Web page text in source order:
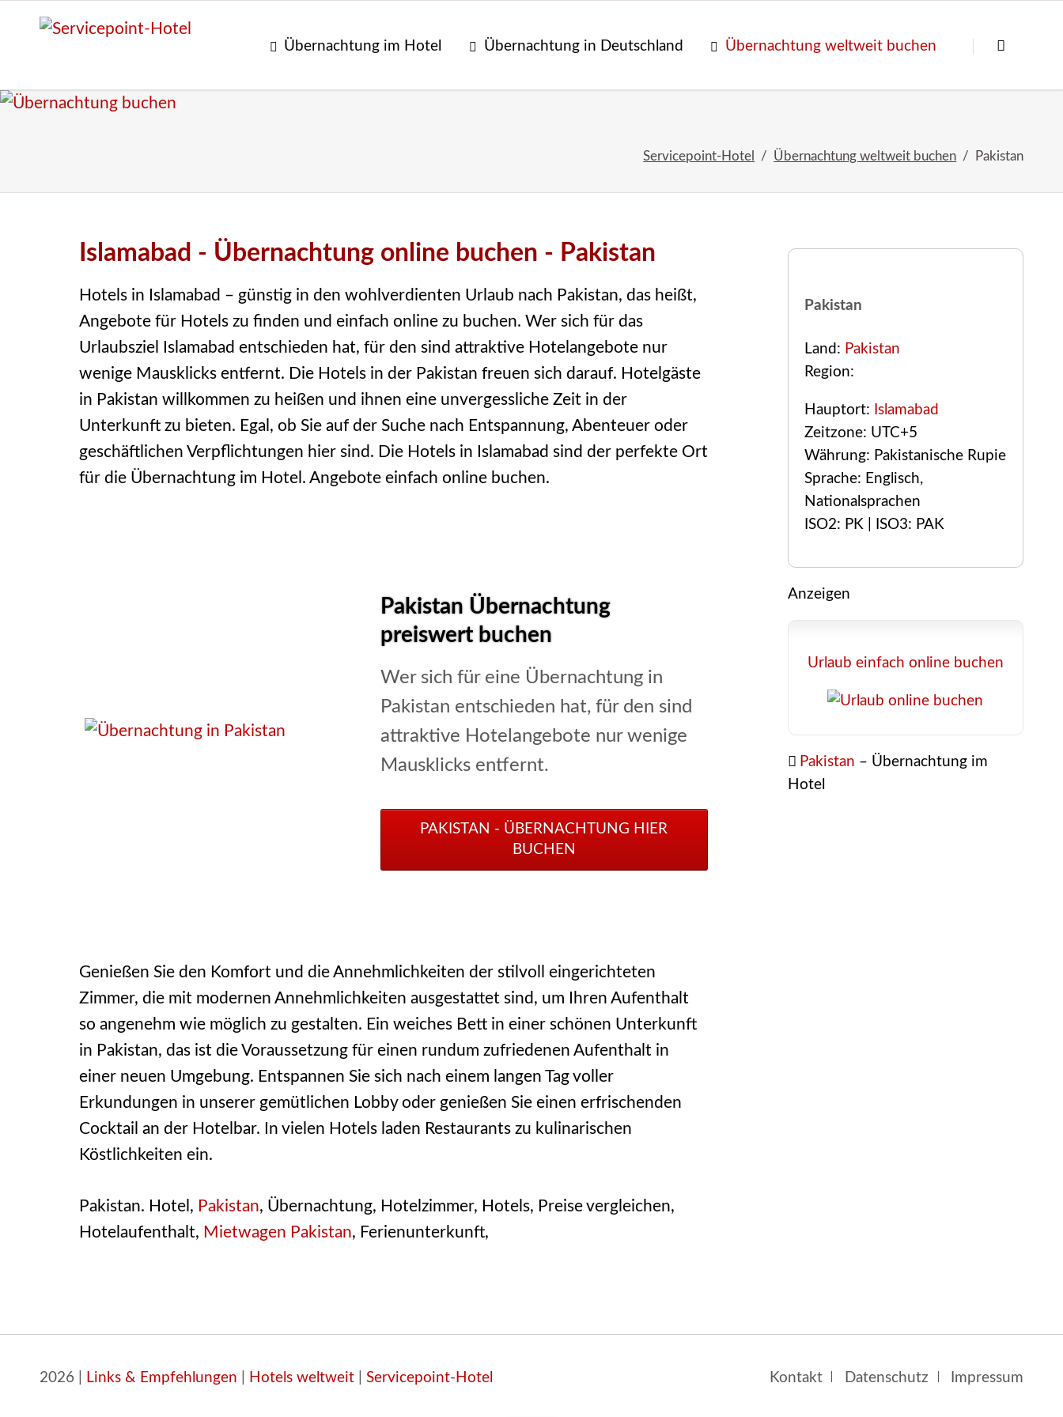
überspringen
Übernachtung im Hotel Übernachtung in Deutschland Übernachtung weltweit buchen
Servicepoint-Hotel Übernachtung weltweit buchen Pakistan
Islamabad - Übernachtung online buchen - Pakistan
Hotels in Islamabad – günstig in den wohlverdienten Urlaub nach Pakistan, das heißt,
Angebote für Hotels zu finden und einfach online zu buchen. Wer sich für das
Urlaubsziel Islamabad entschieden hat, für den sind attraktive Hotelangebote nur
wenige Mausklicks entfernt. Die Hotels in der Pakistan freuen sich darauf. Hotelgäste
in Pakistan willkommen zu heißen und ihnen eine unvergessliche Zeit in der
Unterkunft zu bieten. Egal, ob Sie auf der Suche nach Entspannung, Abenteuer oder
geschäftlichen Verpflichtungen hier sind. Die Hotels in Islamabad sind der perfekte Ort
für die Übernachtung im Hotel. Angebote einfach online buchen.
Pakistan Übernachtung
preiswert buchen
Wer sich für eine Übernachtung in
Pakistan entschieden hat, für den sind
attraktive Hotelangebote nur wenige
Mausklicks entfernt.
PAKISTAN - ÜBERNACHTUNG HIER
BUCHEN
Genießen Sie den Komfort und die Annehmlichkeiten der stilvoll eingerichteten
Zimmer, die mit modernen Annehmlichkeiten ausgestattet sind, um Ihren Aufenthalt
so angenehm wie möglich zu gestalten. Ein weiches Bett in einer schönen Unterkunft
in Pakistan, das ist die Voraussetzung für einen rundum zufriedenen Aufenthalt in
einer neuen Umgebung. Entspannen Sie sich nach einem langen Tag voller
Erkundungen in unserer gemütlichen Lobby oder genießen Sie einen erfrischenden
Cocktail an der Hotelbar. In vielen Hotels laden Restaurants zu kulinarischen
Köstlichkeiten ein.
Pakistan. Hotel, Pakistan, Übernachtung, Hotelzimmer, Hotels, Preise vergleichen,
Hotelaufenthalt, Mietwagen Pakistan, Ferienunterkunft,
Pakistan
Land: Pakistan
Region:
Hauptort: Islamabad
Zeitzone: UTC+5
Währung: Pakistanische Rupie
Sprache: Englisch,
Nationalsprachen
ISO2: PK | ISO3: PAK
Anzeigen
Urlaub einfach online buchen
Pakistan – Übernachtung im
Hotel
2026 | Links & Empfehlungen Hotels weltweit| Servicepoint-Hotel
Navigation
Kontakt Datenschutz Impressum